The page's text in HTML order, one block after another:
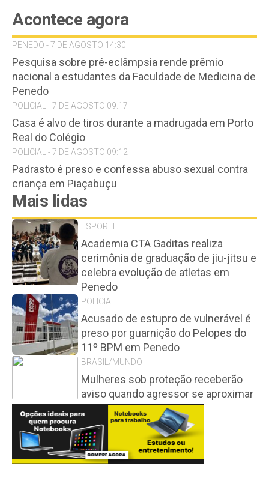
Acontece agora
PENEDO - 7 DE AGOSTO 14:30
Pesquisa sobre pré-eclâmpsia rende prêmio
nacional a estudantes da Faculdade de Medicina de
Penedo
POLICIAL - 7 DE AGOSTO 09:17
Casa é alvo de tiros durante a madrugada em Porto
Real do Colégio
POLICIAL - 7 DE AGOSTO 09:12
Padrasto é preso e confessa abuso sexual contra
criança em Piaçabuçu
Mais lidas
ESPORTE
Academia CTA Gaditas realiza
cerimônia de graduação de jiu-jitsu e
celebra evolução de atletas em
Penedo
POLICIAL
Acusado de estupro de vulnerável é
preso por guarnição do Pelopes do
11º BPM em Penedo
BRASIL/MUNDO
Mulheres sob proteção receberão
aviso quando agressor se aproximar